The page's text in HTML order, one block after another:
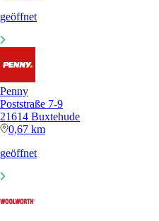
geöffnet
Penny
Poststraße 7-9
21614 Buxtehude
0,67 km
geöffnet